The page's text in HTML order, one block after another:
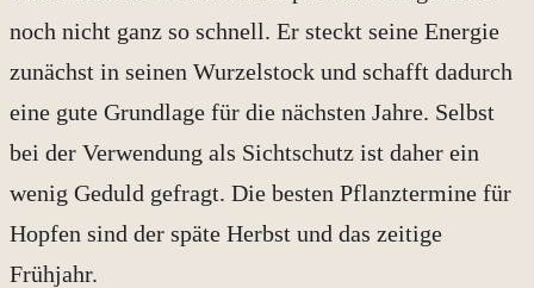
noch nicht ganz so schnell. Er steckt seine Energie
zunächst in seinen Wurzelstock und schafft dadurch
eine gute Grundlage für die nächsten Jahre. Selbst
bei der Verwendung als Sichtschutz ist daher ein
wenig Geduld gefragt. Die besten Pflanztermine für
Hopfen sind der späte Herbst und das zeitige
Frühjahr.